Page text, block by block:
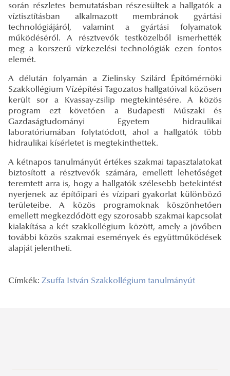
során részletes bemutatásban részesültek a hallgatók a
víztisztításban alkalmazott membránok gyártási
technológiájáról, valamint a gyártási folyamatok
működéséről. A résztvevők testközelből ismerhették
meg a korszerű vízkezelési technológiák ezen fontos
elemét.
A délután folyamán a Zielinsky Szilárd Építőmérnöki
Szakkollégium Vízépítési Tagozatos hallgatóival közösen
került sor a Kvassay-zsilip megtekintésére. A közös
program ezt követően a Budapesti Műszaki és
Gazdaságtudományi Egyetem hidraulikai
laboratóriumában folytatódott, ahol a hallgatók több
hidraulikai kísérletet is megtekinthettek.
A kétnapos tanulmányút értékes szakmai tapasztalatokat
biztosított a résztvevők számára, emellett lehetőséget
teremtett arra is, hogy a hallgatók szélesebb betekintést
nyerjenek az építőipari és vízipari gyakorlat különböző
területeibe. A közös programoknak köszönhetően
emellett megkezdődött egy szorosabb szakmai kapcsolat
kialakítása a két szakkollégium között, amely a jövőben
további közös szakmai események és együttműködések
alapját jelentheti.
Címkék: Zsuffa István Szakkollégium tanulmányút